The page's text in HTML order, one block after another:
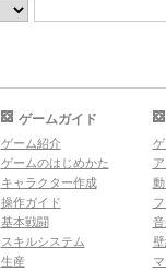
ゲームガイド
ゲーム紹介
ゲームのはじめかた
キャラクター作成
操作ガイド
基本戦闘
スキルシステム
生産